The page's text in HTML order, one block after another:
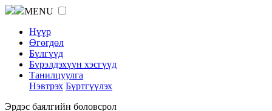
MENU
Нүүр
Өгөгдөл
Бүлгүүд
Бүрэлдэхүүн хэсгүүд
Танилцуулга
Нэвтрэх Бүртгүүлэх
Эрдэс баялгийн боловсрол